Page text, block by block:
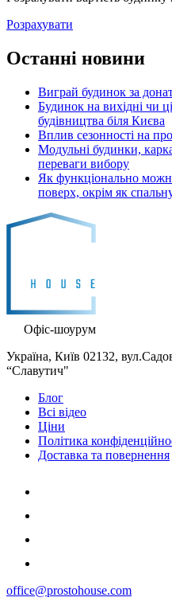
Розрахувати
Останні новини
Виграй будинок за
Будинок на вихідні чи
будівництва біля Києва
Вплив сезонності на
Модульні будинки,
переваги вибору
Як функціонально
поверх, окрім як
Офіс-шоурум
Україна, Київ 02132,
“Славутич"
Блог
Всі відео
Ціни
Політика
Доставка та повернення
office@prostohouse.com